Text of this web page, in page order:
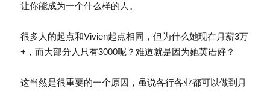
让你能成为一个什么样的人。
很多人的起点和Vivien起点相同，但为什么她现在月薪3万
+，而大部分人只有3000呢？难道就是因为她英语好？
这当然是很重要的一个原因，虽说各行各业都可以做到月